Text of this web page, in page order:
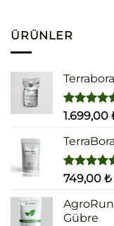
ÜRÜNLER
5
oy
aldı
1.699,00
5
oy
aldı
749,00 ₺
Gübre